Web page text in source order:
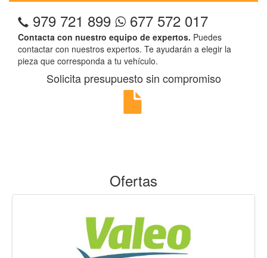
979 721 899 677 572 017
Contacta con nuestro equipo de expertos. Puedes
contactar con nuestros expertos. Te ayudarán a elegir la
pieza que corresponda a tu vehículo.
Solicita presupuesto sin compromiso
Ofertas